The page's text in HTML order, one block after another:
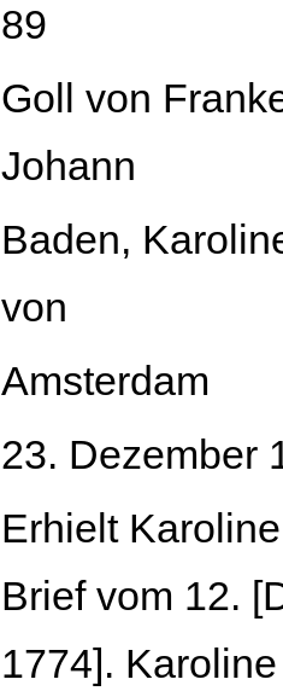
89
Goll von
Johann
Baden,
von
Amsterdam
23. Dezember
Erhielt
Brief vom 12.
1774].